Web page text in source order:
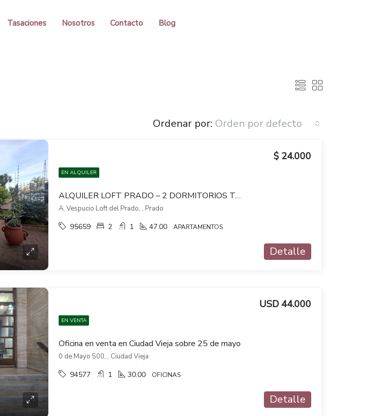
Tasaciones Nosotros Contacto Blog
Ordenar por: Orden por defecto
EN ALQUILER
ALQUILER LOFT PRADO – 2 DORMITORIOS TODO PB CON JARDIN Y PATIO
$ 24.000
A. Vespucio Loft del Prado, , Prado
95659 2 1 47.00 APARTAMENTOS
Detalle
EN VENTA
Oficina en venta en Ciudad Vieja sobre 25 de mayo
USD 44.000
0 de Mayo 500, , Ciudad Vieja
94577 1 30.00 OFICINAS
Detalle